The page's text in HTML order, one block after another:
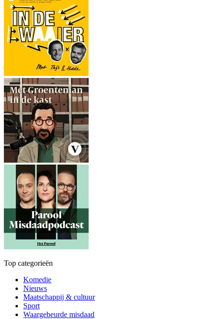
Top categorieën
Komedie
Nieuws
Maatschappij & cultuur
Sport
Waargebeurde misdaad